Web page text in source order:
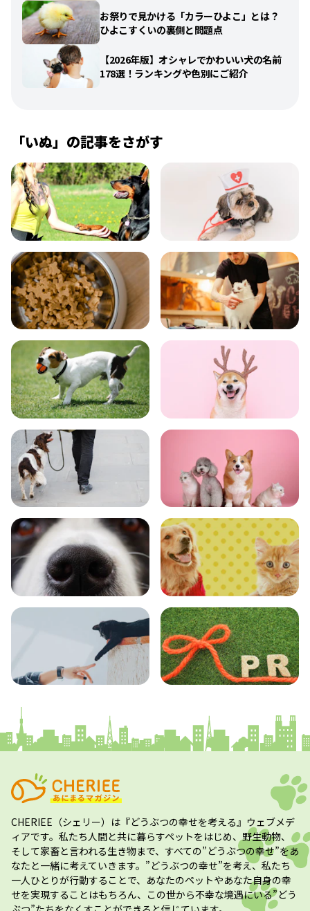
お祭りで見かける「カラーひよこ」とは？
ひよこすくいの裏側と問題点
【2026年版】オシャレでかわいい犬の名前
178選！ランキングや色別にご紹介
「いぬ」の記事をさがす
飼い方 健康
食事 お手入れ
トレーニング グッズ
おでかけ 図鑑
エンタメ クイズ
CHERIEE（シェリー） は『どうぶつの幸せを考える』ウェブメデ
ィアです。私たち人間と共に暮らすペットをはじめ、野生動物、
そして家畜と言われる生き物まで、すべての”どうぶつの幸せ”をあ
なたと一緒に考えていきます。”どうぶつの幸せ”を考え、私たち
一人ひとりが行動することで、あなたのペットやあなた自身の幸
せを実現することはもちろん、この世から不幸な境遇にいる”どう